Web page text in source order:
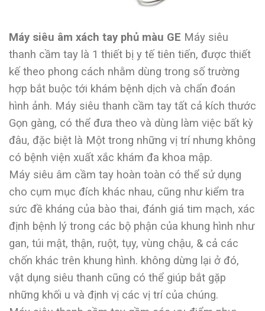
Máy siêu âm xách tay phủ màu GE Máy siêu
thanh cầm tay là 1 thiết bị y tế tiên tiến, được thiết
kế theo phong cách nhằm dùng trong số trường
hợp bắt buộc tới khám bệnh dịch và chẩn đoán
hình ảnh. Máy siêu thanh cầm tay tất cả kích thước
Gọn gàng, có thể đưa theo và dùng làm việc bất kỳ
đâu, đặc biệt là Một trong những vị trí nhưng không
có bệnh viện xuất xắc khám đa khoa mập.
Máy siêu âm cầm tay hoàn toàn có thể sử dụng
cho cụm mục đích khác nhau, cũng như kiểm tra
sức đề kháng của bào thai, đánh giá tim mạch, xác
định bệnh lý trong các bộ phận của khung hình như
gan, túi mật, thận, ruột, tụy, vùng chậu, & cả các
chốn khác trên khung hình. không dừng lại ở đó,
vật dụng siêu thanh cũng có thể giúp bắt gặp
những khối u và định vị các vị trí của chúng.